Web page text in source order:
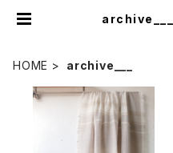
HOME archive___